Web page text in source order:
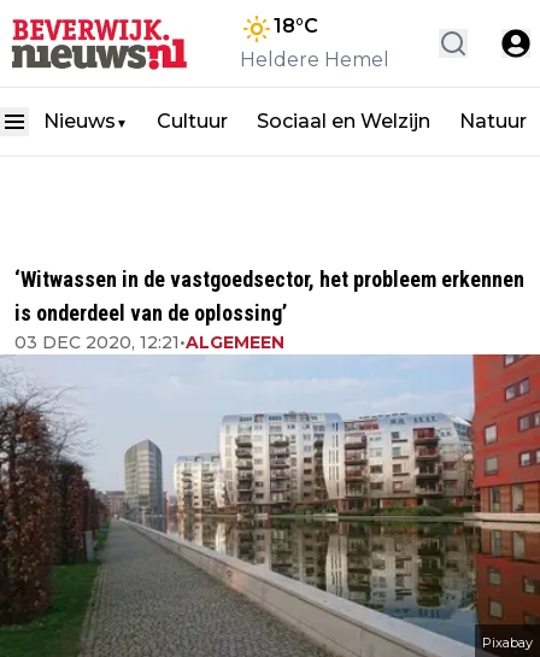
18°C
Heldere Hemel
Nieuws ▼ Cultuur Sociaal en Welzijn Natuur
‘Witwassen in de vastgoedsector, het probleem erkennen
is onderdeel van de oplossing’
03 DEC 2020, 12:21•ALGEMEEN
Pixabay